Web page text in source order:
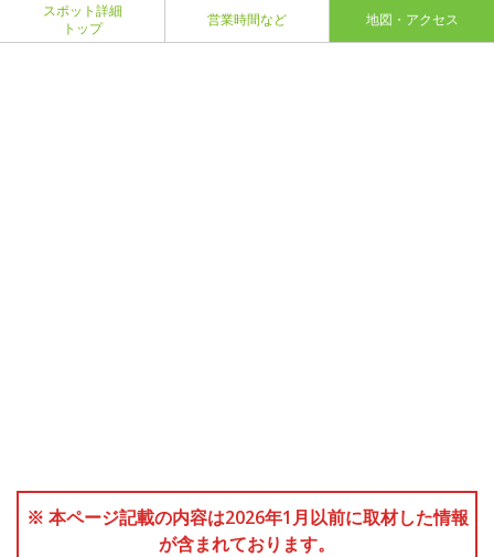
スポット詳細
トップ
営業時間など 地図・アクセス
※ 本ページ記載の内容は2026年1月以前に取材した情報
が含まれております。